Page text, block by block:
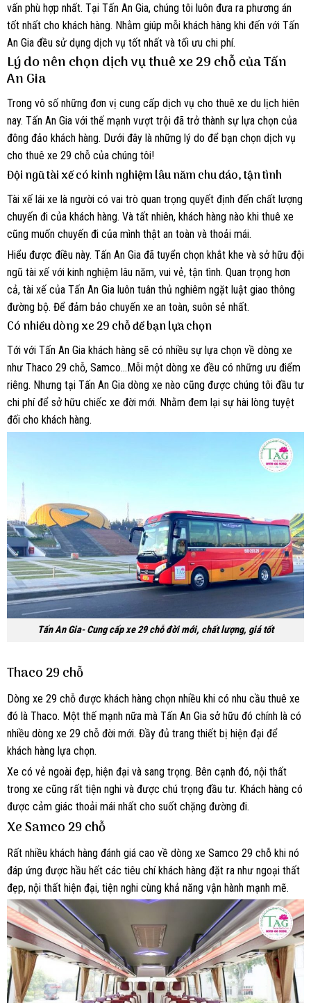
vấn phù hợp nhất. Tại Tấn An Gia, chúng tôi luôn đưa ra phương án
tốt nhất cho khách hàng. Nhằm giúp mỗi khách hàng khi đến với Tấn
An Gia đều sử dụng dịch vụ tốt nhất và tối ưu chi phí.
Lý do nên chọn dịch vụ thuê xe 29 chỗ của Tấn
An Gia
Trong vô số những đơn vị cung cấp dịch vụ cho thuê xe du lịch hiên
nay. Tấn An Gia với thế mạnh vượt trội đã trở thành sự lựa chọn của
đông đảo khách hàng. Dưới đây là những lý do để bạn chọn dịch vụ
cho thuê xe 29 chỗ của chúng tôi!
Đội ngũ tài xế có kinh nghiệm lâu năm chu đáo, tận tình
Tài xế lái xe là người có vai trò quan trọng quyết định đến chất lượng
chuyến đi của khách hàng. Và tất nhiên, khách hàng nào khi thuê xe
cũng muốn chuyến đi của mình thật an toàn và thoải mái.
Hiểu được điều này. Tấn An Gia đã tuyển chọn khắt khe và sở hữu đội
ngũ tài xế với kinh nghiệm lâu năm, vui vẻ, tận tình. Quan trọng hơn
cả, tài xế của Tấn An Gia luôn tuân thủ nghiêm ngặt luật giao thông
đường bộ. Để đảm bảo chuyến xe an toàn, suôn sẻ nhất.
Có nhiều dòng xe 29 chỗ để bạn lựa chọn
Tới với Tấn An Gia khách hàng sẽ có nhiều sự lựa chọn về dòng xe
như Thaco 29 chỗ, Samco…Mỗi một dòng xe đều có những ưu điểm
riêng. Nhưng tại Tấn An Gia dòng xe nào cũng được chúng tôi đầu tư
chi phí để sở hữu chiếc xe đời mới. Nhằm đem lại sự hài lòng tuyệt
đối cho khách hàng.
Tấn An Gia- Cung cấp xe 29 chỗ đời mới, chất lượng, giá tốt
Thaco 29 chỗ
Dòng xe 29 chỗ được khách hàng chọn nhiều khi có nhu cầu thuê xe
đó là Thaco. Một thế mạnh nữa mà Tấn An Gia sở hữu đó chính là có
nhiều dòng xe 29 chỗ đời mới. Đầy đủ trang thiết bị hiện đại để
khách hàng lựa chọn.
Xe có vẻ ngoài đẹp, hiện đại và sang trọng. Bên cạnh đó, nội thất
trong xe cũng rất tiện nghi và được chú trọng đầu tư. Khách hàng có
được cảm giác thoải mái nhất cho suốt chặng đường đi.
Xe Samco 29 chỗ
Rất nhiều khách hàng đánh giá cao về dòng xe Samco 29 chỗ khi nó
đáp ứng được hầu hết các tiêu chí khách hàng đặt ra như ngoại thất
đẹp, nội thất hiện đại, tiện nghi cùng khả năng vận hành mạnh mẽ.